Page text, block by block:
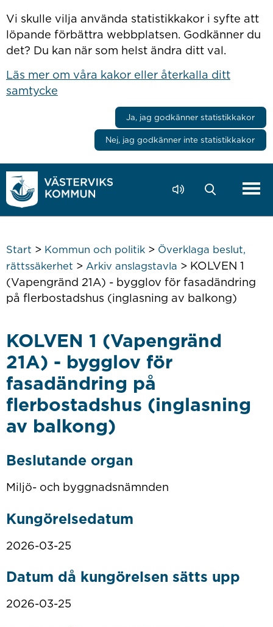
Vi skulle vilja använda statistikkakor i syfte att
löpande förbättra webbplatsen. Godkänner du
det? Du kan när som helst ändra ditt val.
Läs mer om våra kakor eller återkalla ditt
samtycke
Ja, jag godkänner statistikkakor
Nej, jag godkänner inte statistikkakor
Start > Kommun och politik> Överklaga beslut,
rättssäkerhet > Arkiv anslagstavla > KOLVEN 1
(Vapengränd 21A) - bygglov för fasadändring
på flerbostadshus (inglasning av balkong)
KOLVEN 1 (Vapengränd
21A) - bygglov för
fasadändring på
flerbostadshus (inglasning
av balkong)
Beslutande organ
Miljö- och byggnadsnämnden
Kungörelsedatum
2026-03-25
Datum då kungörelsen sätts upp
2026-03-25